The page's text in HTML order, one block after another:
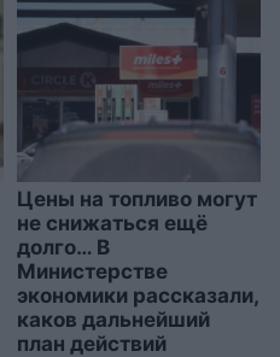
Цены на топливо могут
не снижаться ещё
долго… В
Министерстве
экономики рассказали,
каков дальнейший
план действий